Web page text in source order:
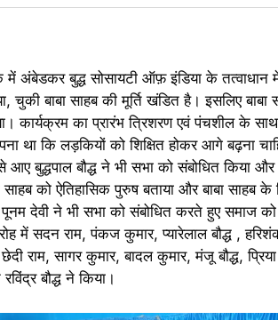
में अंबेडकर बुद्ध सोसायटी ऑफ़ इंडिया के तत्वाधान
बाबा साहब की मूर्ति खंडित है। इसलिए बाबा
कार्यक्रम का प्रारंभ त्रिशरण एवं पंचशील के
था कि लड़कियों को शिक्षित होकर आगे बढ़ना
बुद्धपाल बौद्ध ने भी सभा को संबोधित किया और
को ऐतिहासिक पुरुष बताया और बाबा साहब के
देवी ने भी सभा को संबोधित करते हुए समाज को
में सदन राम, पंकज कुमार, प्यारेलाल बौद्ध ,
राम, सागर कुमार, बादल कुमार, मंजू बौद्ध,
बौद्ध ने किया।